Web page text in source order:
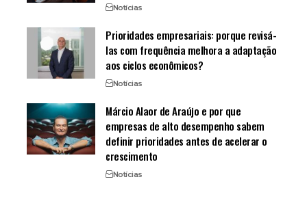
Notícias
Prioridades empresariais: porque revisá-
las com frequência melhora a adaptação
aos ciclos econômicos?
Notícias
Márcio Alaor de Araújo e por que
empresas de alto desempenho sabem
definir prioridades antes de acelerar o
crescimento
Notícias